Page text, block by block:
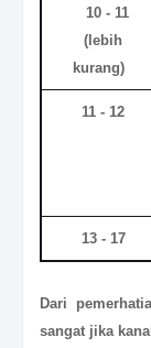
10 - 11
(lebih
kurang)
11 - 12
13 - 17
Dari
sangat jika